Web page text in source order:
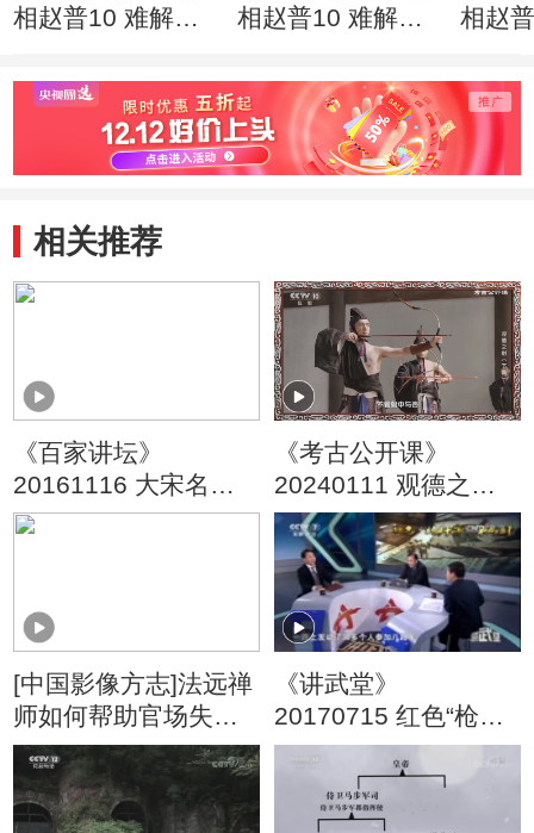
相赵普10 难解的
大困局
相赵普10 难解的
相赵
皇帝
相关推荐
《百家讲坛》
20161116 大宋名相
赵普2 点检作天子
《考古公开课》
20240111 观德之射
（下集）
[中国影像方志]法远禅
师如何帮助官场失意
的欧阳修打开心结
《讲武堂》
20170715 红色“枪杆
子”秘闻（三）从洪湖
走向大海